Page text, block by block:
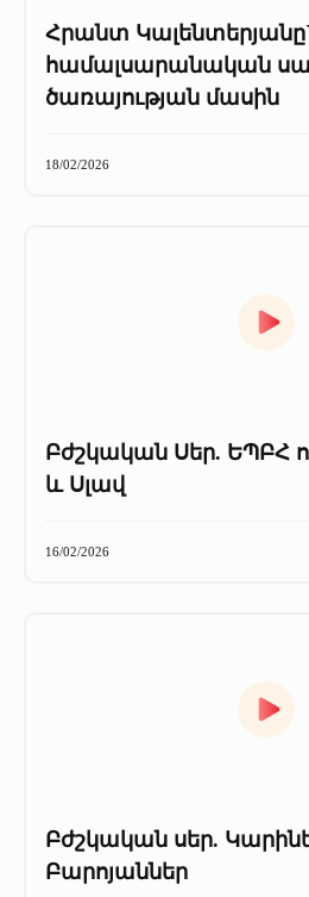
Հրանտ
համալսարանական
ծառայության մասին
18/02/2026
Բժշկական Սեր. ԵՊԲՀ
և Սլավ
16/02/2026
Բժշկական սեր.
Բարոյաններ